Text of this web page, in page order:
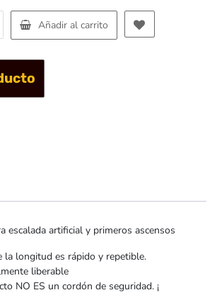
Añadir al carrito
escalada artificial y primeros ascensos
la longitud es rápido y repetible.
liberable
NO ES un cordón de seguridad. ¡